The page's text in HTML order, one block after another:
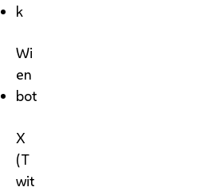
k
Wi
en
bot
X
(T
wit